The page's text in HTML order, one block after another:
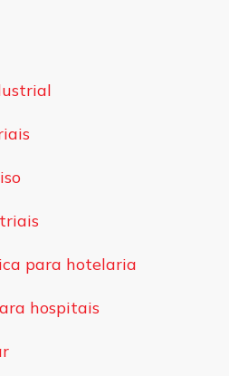
para hotelaria
hospitais